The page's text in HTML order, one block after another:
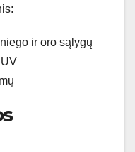
ir oro sąlygų